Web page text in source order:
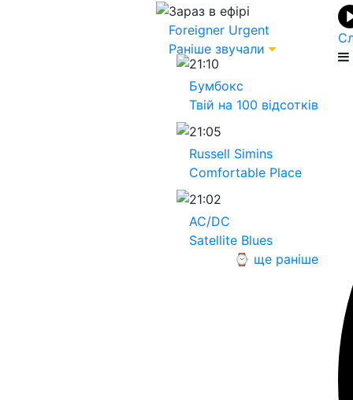
Зараз в ефірі
Foreigner Urgent
Раніше звучали
21:10
Бумбокс
Твій на 100 відсотків
21:05
Russell Simins
Comfortable Place
21:02
AC/DC
Satellite Blues
⌚ ще раніше